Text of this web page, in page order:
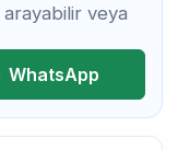
veya
WhatsApp